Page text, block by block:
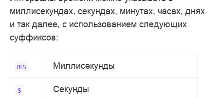
миллисекундах, секундах, минутах, часах, днях
и так далее, с использованием следующих
суффиксов:
ms Миллисекунды
s Секунды